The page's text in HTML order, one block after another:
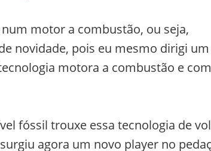
motor a combustão, ou seja,
novidade, pois eu mesmo dirigi um
motora a combustão e com
fóssil trouxe essa tecnologia de
agora um novo player no